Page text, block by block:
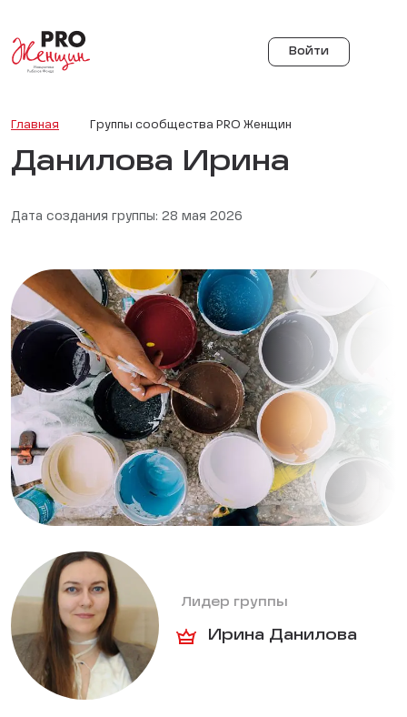
Войти
Главная Группы сообщества PRO Женщин
Данилова Ирина
Дата создания группы: 28 мая 2026
Лидер группы
Ирина Данилова